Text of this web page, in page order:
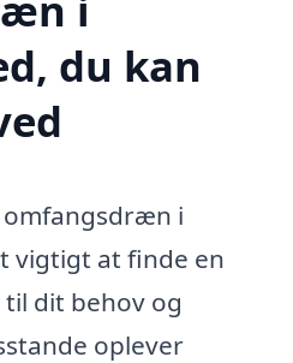
du kan
i
vigtigt at finde en
dit behov og
oplever